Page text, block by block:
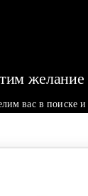
желание
вас в поиске и